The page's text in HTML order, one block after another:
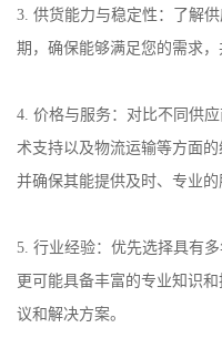
3. 供货能力与稳定性：了解
期，确保能够满足您的需求，
4. 价格与服务：对比不同供
术支持以及物流运输等方面
并确保其能提供及时、专业的
5. 行业经验：优先选择具有
更可能具备丰富的专业知识
议和解决方案。